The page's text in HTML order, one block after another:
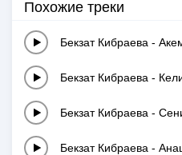
Похожие треки
Бекзат Кибраева -
Бекзат Кибраева -
Бекзат Кибраева -
Бекзат Кибраева -